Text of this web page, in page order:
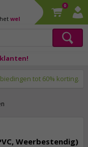
wel
0
tot 60% korting.
Weerbestendig)